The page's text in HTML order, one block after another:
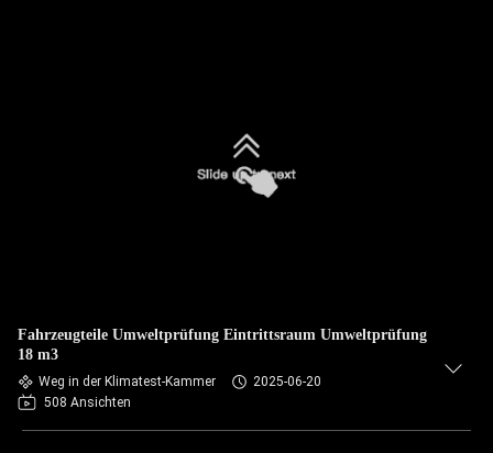
Fahrzeugteile Umweltprüfung Eintrittsraum Umweltprüfung
18 m3
Weg in der Klimatest-Kammer
2025-06-20
508 Ansichten